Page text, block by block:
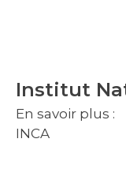
Institut
En savoir plus :
INCA